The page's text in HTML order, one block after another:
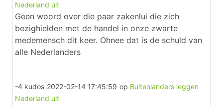
Nederland uit
Geen woord over die paar zakenlui die zich
bezighielden met de handel in onze zwarte
medemensch dit keer. Ohnee dat is de schuld van
alle Nederlanders
-4 kudos 2022-02-14 17:45:59 op Buitenlanders leggen
Nederland uit